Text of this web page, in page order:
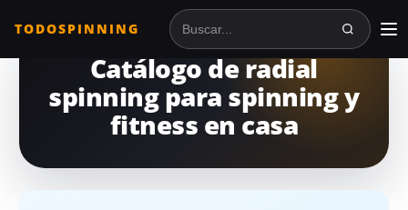
TODOSPINNING Buscar en TodoSpinning
Catálogo de radial
spinning para spinning y
fitness en casa